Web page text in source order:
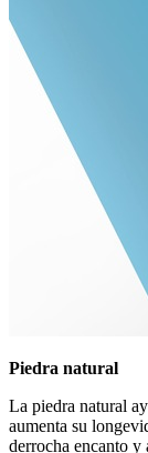
Piedra natural
La piedra natural
aumenta su
derrocha encanto y